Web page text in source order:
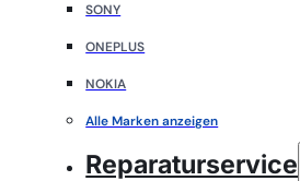
SONY
ONEPLUS
NOKIA
Alle Marken anzeigen
Reparaturservice